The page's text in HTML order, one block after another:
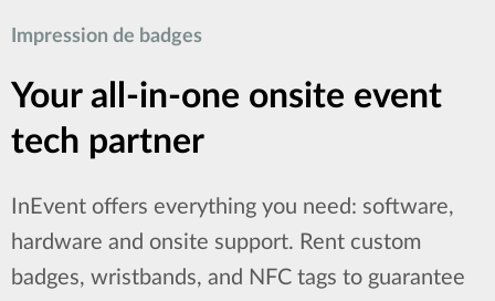
Impression de badges
Your all-in-one onsite event
tech partner
InEvent offers everything you need: software,
hardware and onsite support. Rent custom
badges, wristbands, and NFC tags to guarantee